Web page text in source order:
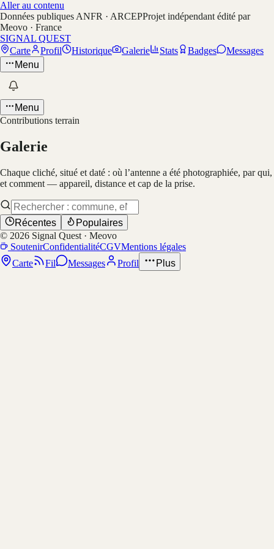
Aller au contenu
Données publiques ANFR · ARCEPProjet indépendant édité par
Meovo · France
SIGNAL QUEST
Carte
Profil Historique Galerie Stats Badges
Messages
Menu
Menu
Contributions terrain
Galerie
Chaque cliché, situé et daté : où l’antenne a été photographiée, par qui,
et comment — appareil, distance et cap de la prise.
Récentes
Populaires
© 2026 Signal Quest · Meovo
SoutenirConfidentialitéCGVMentions légales
Carte
Fil Messages Profil Plus